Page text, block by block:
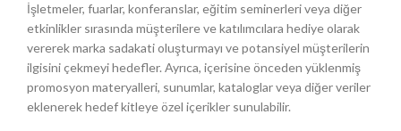
İşletmeler, fuarlar, konferanslar, eğitim seminerleri veya diğer
etkinlikler sırasında müşterilere ve katılımcılara hediye olarak
vererek marka sadakati oluşturmayı ve potansiyel müşterilerin
ilgisini çekmeyi hedefler. Ayrıca, içerisine önceden yüklenmiş
promosyon materyalleri, sunumlar, kataloglar veya diğer veriler
eklenerek hedef kitleye özel içerikler sunulabilir.